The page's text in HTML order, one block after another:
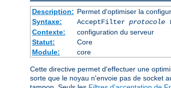
Description: Permet d'optimiser la
Syntaxe:
AcceptFilter protocole
Contexte:
configuration du serveur
Statut:
Core
Module:
core
Cette directive permet d'effectuer une
sorte que le noyau n'envoie pas de socket